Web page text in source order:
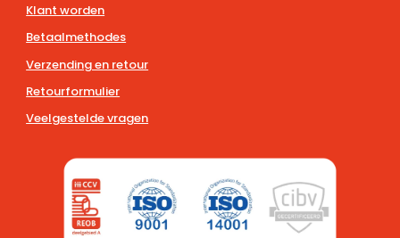
Klant worden
Betaalmethodes
Verzending en retour
Retourformulier
Veelgestelde vragen